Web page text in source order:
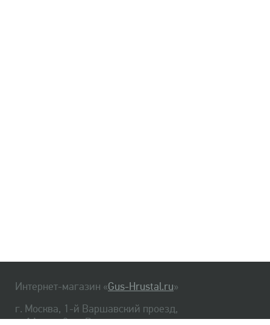
Интернет-магазин «Gus-Hrustal.ru»
г. Москва, 1-й Варшавский проезд,
д. 1А, стр. 3, м. Варшавская